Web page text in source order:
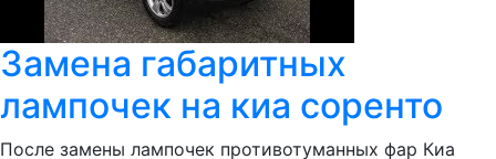
Замена габаритных
лампочек на киа соренто
После замены лампочек противотуманных фар Киа